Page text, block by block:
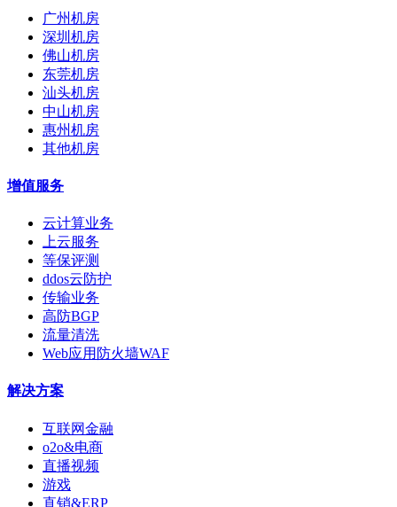
广州机房
深圳机房
佛山机房
东莞机房
汕头机房
中山机房
惠州机房
其他机房
增值服务
云计算业务
上云服务
等保评测
ddos云防护
传输业务
高防BGP
流量清洗
Web应用防火墙WAF
解决方案
互联网金融
o2o&电商
直播视频
游戏
直销&ERP